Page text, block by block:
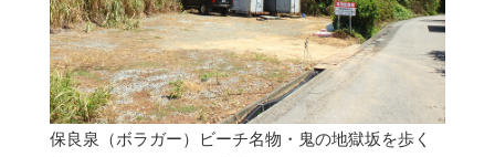
保良泉（ボラガー）ビーチ名物・鬼の地獄坂を歩く